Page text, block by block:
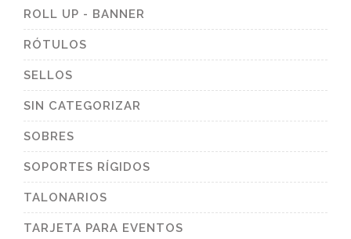
ROLL UP - BANNER
RÓTULOS
SELLOS
SIN CATEGORIZAR
SOBRES
SOPORTES RÍGIDOS
TALONARIOS
TARJETA PARA EVENTOS